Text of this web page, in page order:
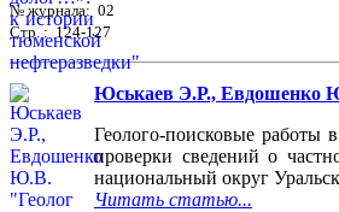
№ журнала: 02
Стр. : 124-127
Юськаев Э.Р., Евдошенко
Геолого-поисковые работы
проверки сведений о
национальный округ
Читать статью...